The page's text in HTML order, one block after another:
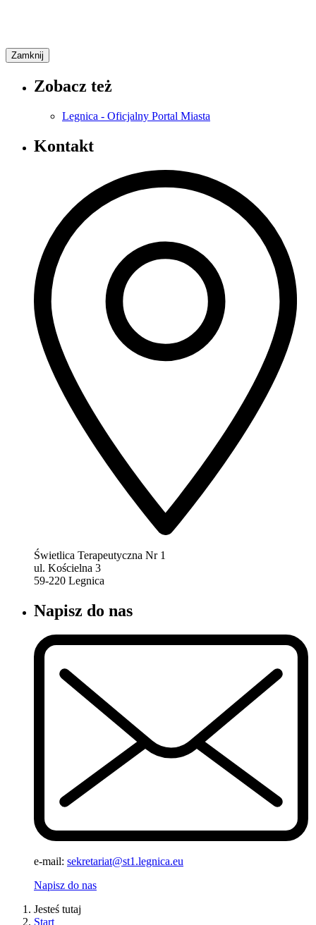
Zamknij
Zobacz też
Legnica - Oficjalny Portal Miasta
Kontakt
Świetlica Terapeutyczna Nr 1
ul. Kościelna 3
59-220 Legnica
Napisz do nas
e-mail: sekretariat@st1.legnica.eu
Napisz do nas
Jesteś tutaj
Start